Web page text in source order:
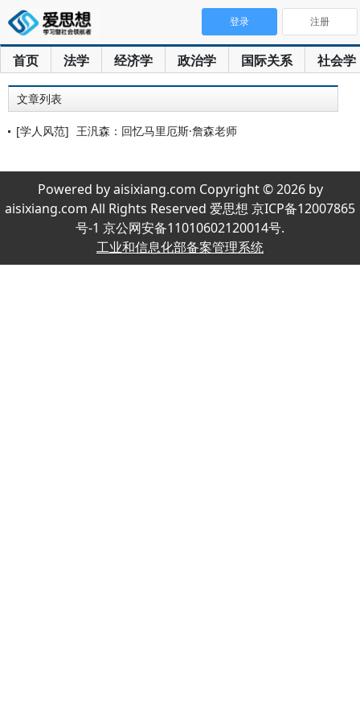
首页 法学 经济学 政治学 国际关系 社会学
登录 注册
文章列表
[学人风范] 王汎森：回忆马里厄斯·詹森老师
Powered by aisixiang.com Copyright © 2026 by
aisixiang.com All Rights Reserved 爱思想 京ICP备12007865
号-1 京公网安备11010602120014号.
工业和信息化部备案管理系统